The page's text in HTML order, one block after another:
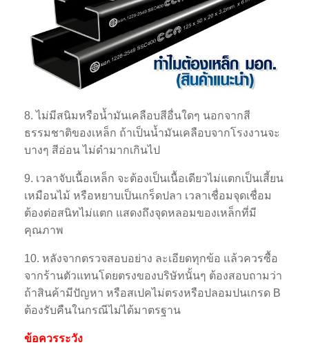
8. ไม่มีสนิมหรือน้ำมันเคลือบสีอื่นใดๆ นอกจากสี
ธรรมชาติของเหล็ก ถ้าเป็นน้ำมันเคลือบจากโรงงานจะ
บางๆ สีอ่อน ไม่ดำมากเกินไป
9. เวลาจับเนื้อเหล็ก จะต้องเป็นเนื้อเดียวไม่แตกเป็นเสี้ยน
เหมือนไม้ หรือหยาบเป็นเกร็ดปลา เวลาเชื่อมจุดเชื่อม
ต้องต่อสนิทไม่แตก แสดงถึงจุดหลอมของเหล็กที่มี
คุณภาพ
10. หลังจากตรวจสอบอย่าง ละเอียดทุกข้อ แล้วควรซื้อ
จากร้านตัวแทนโดยตรงของบริษัทนั้นๆ ต้องสอบถามว่า
ถ้าสินค้ามีปัญหา หรือสเปคไม่ตรงหรือปลอมปนเกรด B
ต้องรับคืนในกรณีไม่ได้มาตรฐาน
ข้อควรระวัง